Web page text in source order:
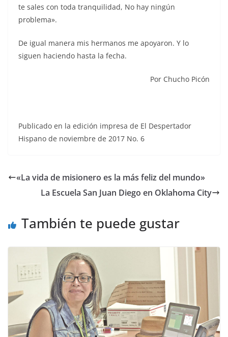
te sales con toda tranquilidad, No hay ningún
problema».
De igual manera mis hermanos me apoyaron. Y lo
siguen haciendo hasta la fecha.
Por Chucho Picón
Publicado en la edición impresa de El Despertador
Hispano de noviembre de 2017 No. 6
«La vida de misionero es la más feliz del mundo»
La Escuela San Juan Diego en Oklahoma City
También te puede gustar